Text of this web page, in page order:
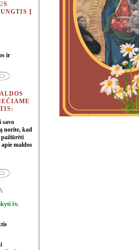
Į
ir
savo
norite, kad
pažiūrėti
maldos
šv.